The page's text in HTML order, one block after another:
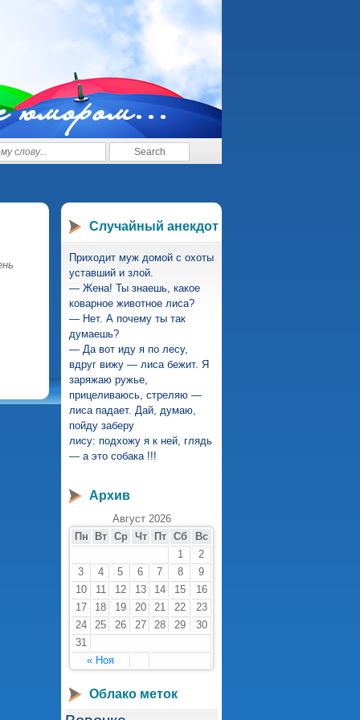
юмором...
Случайный анекдот
Приходит муж домой с охоты
уставший и злой.
— Жена! Ты знаешь, какое
коварное животное лиса?
— Нет. А почему ты так
думаешь?
— Да вот иду я по лесу,
вдруг вижу — лиса бежит. Я
заряжаю ружье,
прицеливаюсь, стреляю —
лиса падает. Дай, думаю,
пойду заберу
лису: подхожу я к ней, глядь
— а это собака !!!
Архив
Август 2026
Пн
Вт Ср Чт Пт Сб Вс
« Ноя
1
2
3
4 5 6 7 8
9
10
11 12 13 14 15
16
17
18 19 20 21 22
23
24
25 26 27 28 29
30
31
Облако меток